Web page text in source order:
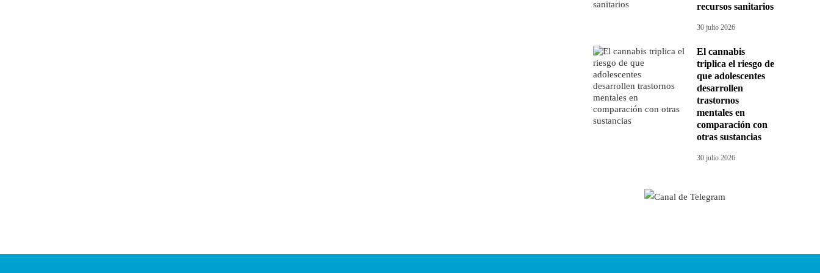
recursos sanitarios
30 julio 2026
El cannabis
triplica el riesgo de
que adolescentes
desarrollen
trastornos
mentales en
comparación con
otras sustancias
30 julio 2026